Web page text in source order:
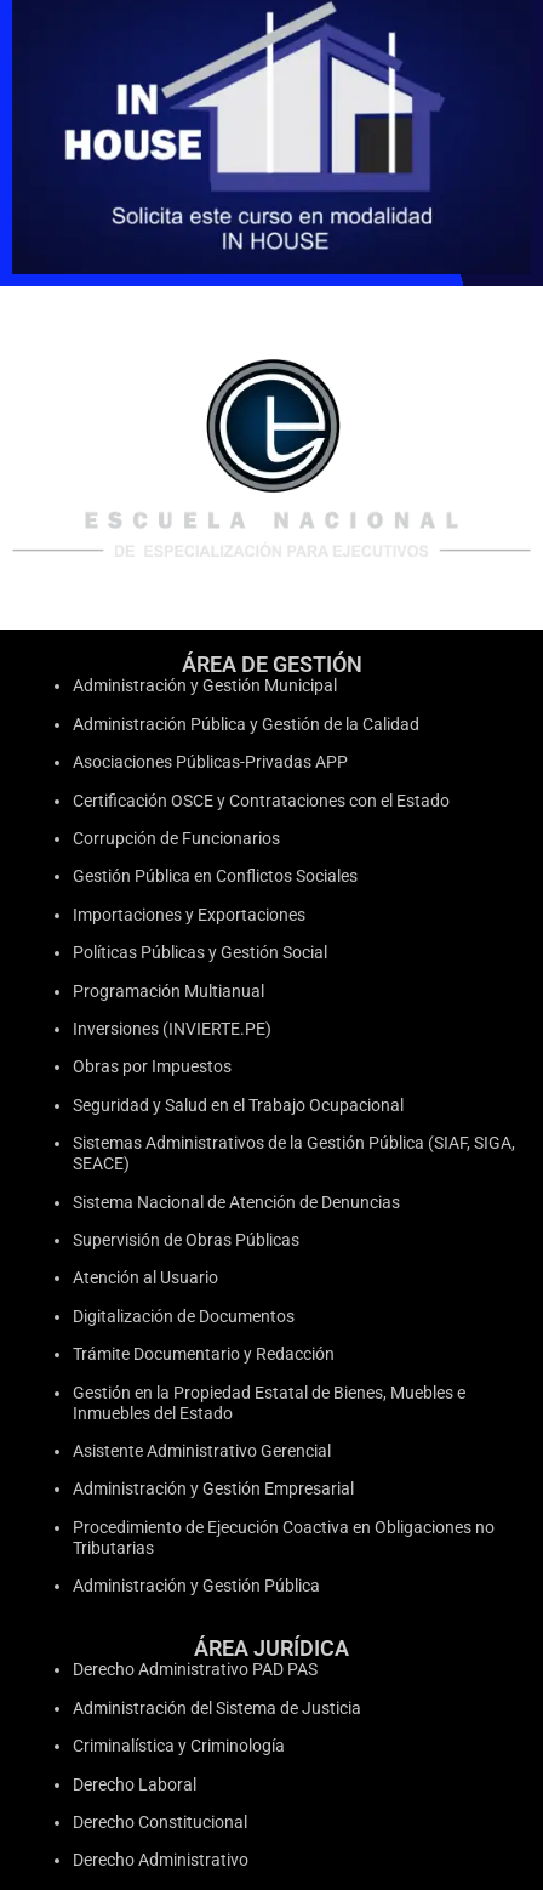
ÁREA DE GESTIÓN
Administración y Gestión Municipal
Administración Pública y Gestión de la Calidad
Asociaciones Públicas-Privadas APP
Certificación OSCE y Contrataciones con el Estado
Corrupción de Funcionarios
Gestión Pública en Conflictos Sociales
Importaciones y Exportaciones
Políticas Públicas y Gestión Social
Programación Multianual
Inversiones (INVIERTE.PE)
Obras por Impuestos
Seguridad y Salud en el Trabajo Ocupacional
Sistemas Administrativos de la Gestión Pública (SIAF, SIGA,
SEACE)
Sistema Nacional de Atención de Denuncias
Supervisión de Obras Públicas
Atención al Usuario
Digitalización de Documentos
Trámite Documentario y Redacción
Gestión en la Propiedad Estatal de Bienes, Muebles e
Inmuebles del Estado
Asistente Administrativo Gerencial
Administración y Gestión Empresarial
Procedimiento de Ejecución Coactiva en Obligaciones no
Tributarias
Administración y Gestión Pública
ÁREA JURÍDICA
Derecho Administrativo PAD PAS
Administración del Sistema de Justicia
Criminalística y Criminología
Derecho Laboral
Derecho Constitucional
Derecho Administrativo